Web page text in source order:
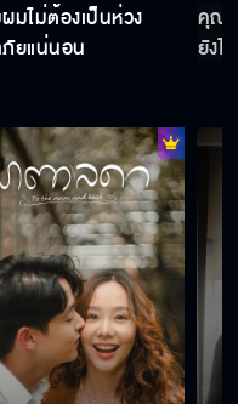
ไปว่าคุณหวานใจยังอยู่ตรงนี้
ห้องนี้หรือจะไปอยู่กับควาย
ล้วคืนคำ ต้องชิงหมาเกิด 500
มไม่ต้องเป็นห่วง
ยแน่นอน
คุณเ
ยังไง